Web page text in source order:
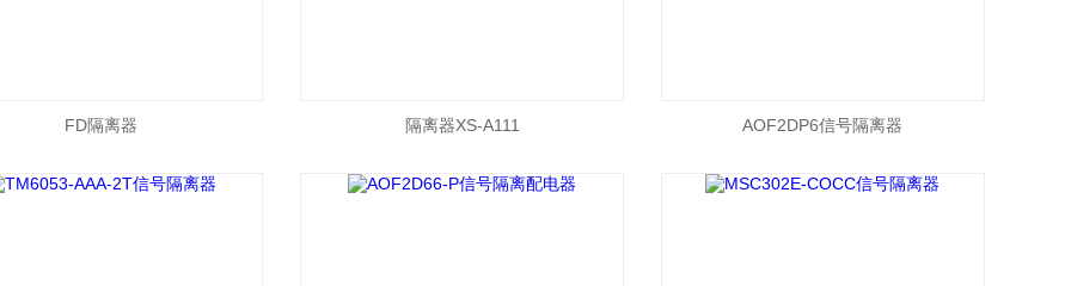
FD隔离器 隔离器XS-A111 AOF2DP6信号隔离器